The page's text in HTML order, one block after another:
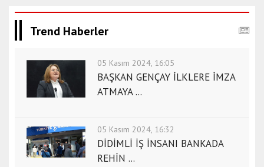
Trend Haberler
05 Kasım 2024, 16:05
BAŞKAN GENÇAY İLKLERE İMZA
ATMAYA ...
05 Kasım 2024, 16:32
DİDİMLİ İŞ İNSANI BANKADA
REHİN ...